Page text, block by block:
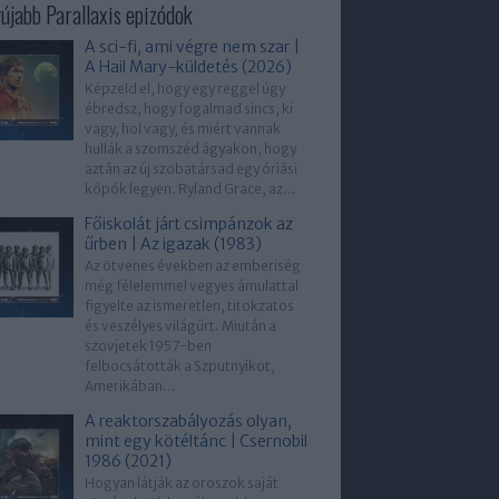
Parallaxis epizódok
A sci-fi, ami végre nem szar |
A Hail Mary-küldetés (2026)
Képzeld el, hogy egy reggel úgy
ébredsz, hogy fogalmad sincs, ki
vagy, hol vagy, és miért vannak
hullák a szomszéd ágyakon, hogy
aztán az új szobatársad egy óriási
kőpók legyen. Ryland Grace, az...
Főiskolát járt csimpánzok az
űrben | Az igazak (1983)
Az ötvenes években az emberiség
még félelemmel vegyes ámulattal
figyelte az ismeretlen, titokzatos
és veszélyes világűrt. Miután a
szovjetek 1957-ben
felbocsátották a Szputnyikot,
Amerikában...
A reaktorszabályozás olyan,
mint egy kötéltánc | Csernobil
1986 (2021)
Hogyan látják az oroszok saját